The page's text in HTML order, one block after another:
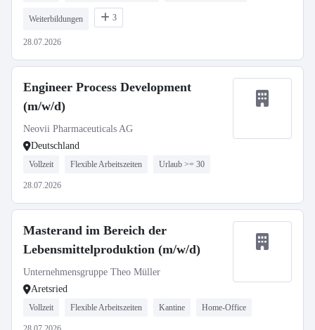
Weiterbildungen 3
28.07.2026
Engineer Process Development
(m/w/d)
Neovii Pharmaceuticals AG
Deutschland
Vollzeit Flexible Arbeitszeiten Urlaub >= 30
28.07.2026
Masterand im Bereich der
Lebensmittelproduktion (m/w/d)
Unternehmensgruppe Theo Müller
Aretsried
Vollzeit Flexible Arbeitszeiten Kantine Home-Office